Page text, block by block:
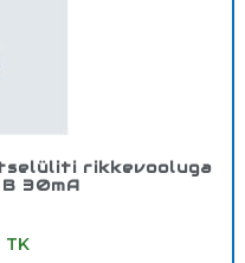
rikkevooluga
B 30mA
TK